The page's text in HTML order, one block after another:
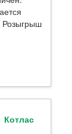
Розыгрыш
Котлас